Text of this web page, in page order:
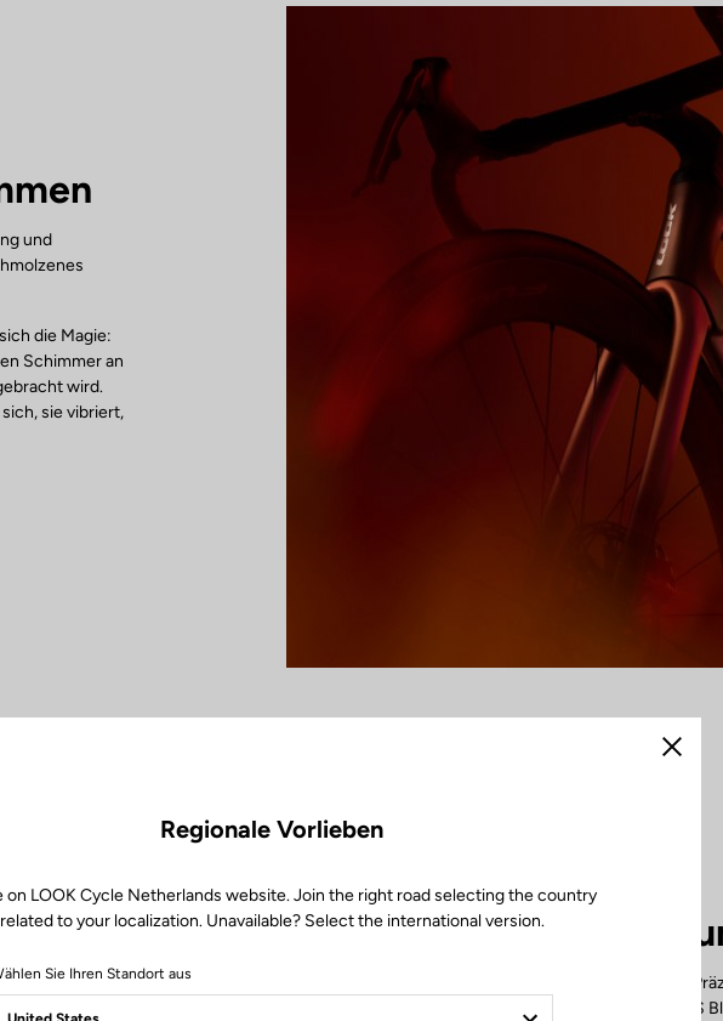
und
die Magie:
Schimmer an
wird.
sie vibriert,
Hergestellt in
Hinter dieser Farbe verbirgt sich die
Handwerkskunst. Jedes 795 Blade RS
Regionale Vorlieben
on LOOK Cycle Netherlands website. Join the right road selecting the country
related to your localization. Unavailable? Select the international version.
Sie Ihren Standort aus